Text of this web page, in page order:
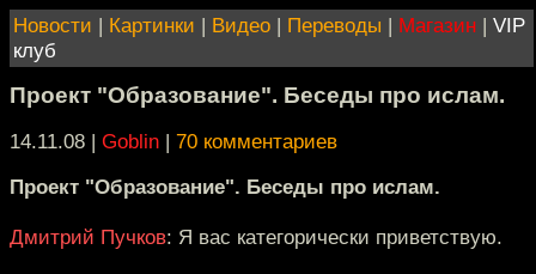
Новости | Картинки | Видео | Переводы | Магазин | VIP
клуб
Проект "Образование". Беседы про ислам.
14.11.08 | Goblin | 70 комментариев
Проект "Образование". Беседы про ислам.
Дмитрий Пучков: Я вас категорически приветствую.